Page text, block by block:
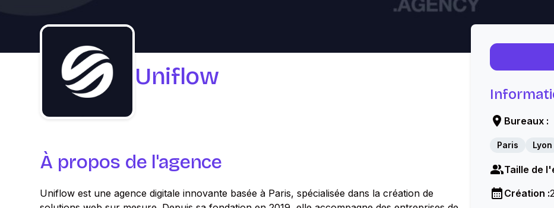
Uniflow
À propos de l'agence
Uniflow est une agence digitale innovante basée à Paris, spécialisée dans la création de
Bureaux :
Paris Lyon
Taille de
Création :